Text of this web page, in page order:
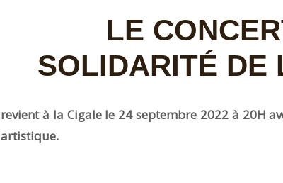
LE
SOLIDARITÉ DE
revient à la Cigale le 24 septembre 2022 à 20H
artistique.